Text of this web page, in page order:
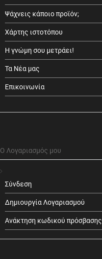
Ψάχνεις κάποιο προϊόν;
Χάρτης ιστοτόπου
Η γνώμη σου μετράει!
Τα Νέα μας
Επικοινωνία
Ο Λογαριασμός μου
Σύνδεση
Δημιουργία Λογαριασμού
Ανάκτηση κωδικού πρόσβασης